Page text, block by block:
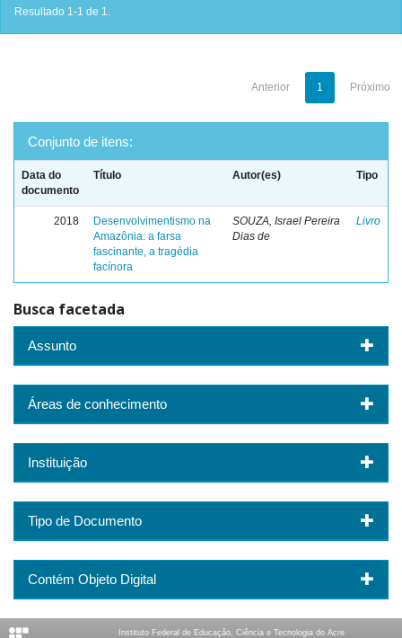
Resultado 1-1 de 1.
Anterior 1 Próximo
Conjunto de itens:
Data do
documento
Título Autor(es) Tipo
2018
Desenvolvimentismo na
Amazônia: a farsa
fascinante, a tragédia
facínora
SOUZA, Israel Pereira
Dias de
Livro
Busca facetada
Assunto
Áreas de conhecimento
Instituição
Tipo de Documento
Contém Objeto Digital
Instituto Federal de Educação, Ciência e Tecnologia do Acre